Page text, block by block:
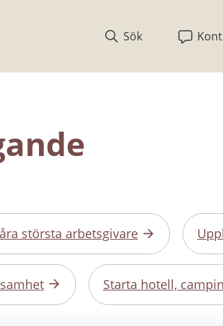
Sök
största arbetsgivare
Starta hotell,